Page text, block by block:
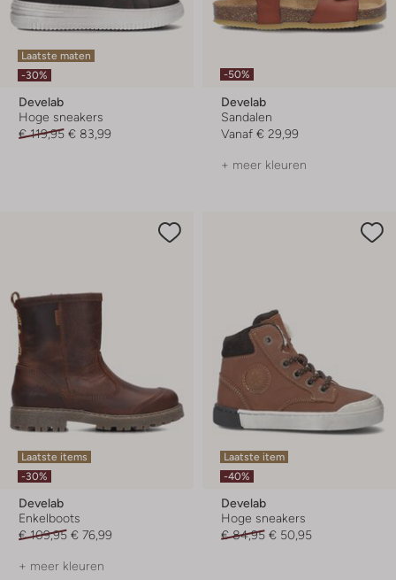
Laatste maten
-30%
Develab
Hoge sneakers
€ 119,95 € 83,99
-50%
Develab
Sandalen
Vanaf € 29,99
+ meer kleuren
Laatste items
-30%
Develab
Enkelboots
€ 109,95 € 76,99
+ meer kleuren
Laatste item
-40%
Develab
Hoge sneakers
€ 84,95 € 50,95